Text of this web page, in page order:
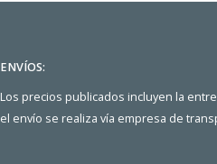
ENVÍOS:
Los precios publicados incluyen la
el envío se realiza vía empresa de